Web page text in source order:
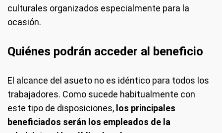
culturales organizados especialmente para la
ocasión.
Quiénes podrán acceder al beneficio
El alcance del asueto no es idéntico para todos los
trabajadores. Como sucede habitualmente con
este tipo de disposiciones, los principales
beneficiados serán los empleados de la